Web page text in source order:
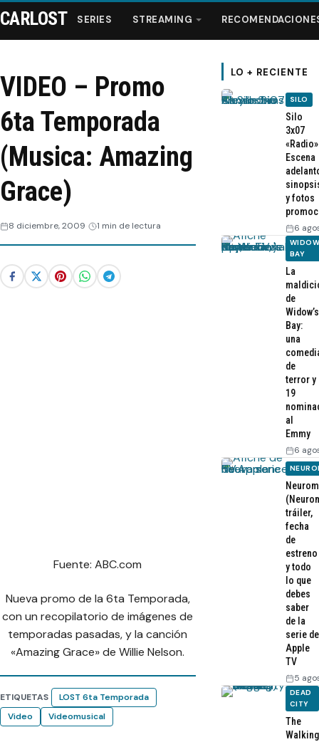
Series
Streaming
Recomendaciones
Videos
Webisodios
CARLOST SERIES STREAMING
VIDEO – Promo
6ta Temporada
(Musica: Amazing
Grace)
8 diciembre, 2009 1 min de lectura
Fuente: ABC.com
Nueva promo de la 6ta Temporada,
con un recopilatorio de imágenes de
temporadas pasadas, y la canción
«Amazing Grace» de Willie Nelson.
ETIQUETAS
LOST 6ta Temporada
Video
Videomusical
LO + RECIENTE
SILO
Silo
3x07
Escena
y fotos
6
BAY
La
de
Widow’s
Bay:
una
de
terror y
19
al
Emmy
6
tráiler,
fecha
de
estreno
y todo
lo que
debes
saber
de la
serie de
Apple
TV
5
DEAD
CITY
The
Walking